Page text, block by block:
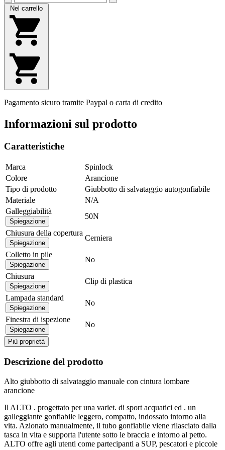
Nel carrello
Pagamento sicuro tramite Paypal o carta di credito
Informazioni sul prodotto
Caratteristiche
Marca
Spinlock
Colore
Arancione
Tipo di prodotto
Giubbotto di salvataggio autogonfiabile
Materiale
N/A
Galleggiabilità
Spiegazione
50N
Chiusura della copertura
Spiegazione
Cerniera
Colletto in pile
Spiegazione
No
Chiusura
Spiegazione
Clip di plastica
Lampada standard
Spiegazione
No
Finestra di ispezione
Spiegazione
No
Più proprietà
Descrizione del prodotto
Alto giubbotto di salvataggio manuale con cintura lombare
arancione
Il ALTO . progettato per una variet. di sport acquatici ed . un
galleggiante gonfiabile leggero, compatto, indossato intorno alla
vita. Azionato manualmente, il tubo gonfiabile viene rilasciato dalla
tasca in vita e supporta l'utente sotto le braccia e intorno al petto.
ALTO offre agli utenti come partecipanti a SUP, pescatori e piccole